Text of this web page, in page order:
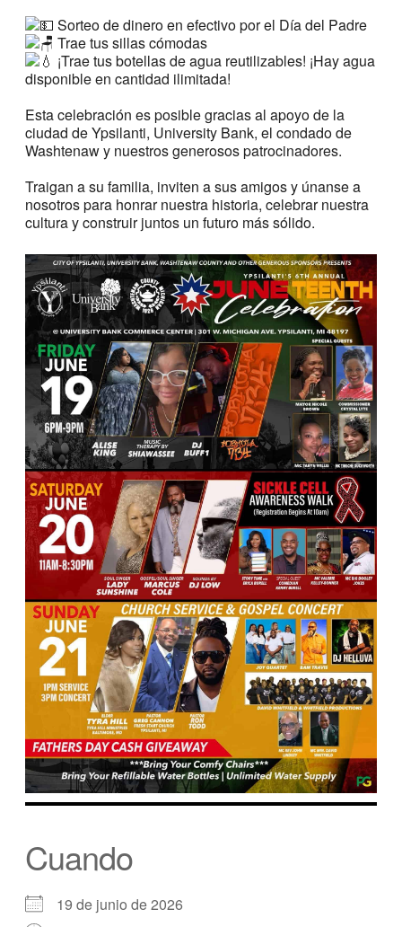
Sorteo de dinero en efectivo por el Día del Padre
Trae tus sillas cómodas
¡Trae tus botellas de agua reutilizables! ¡Hay agua
disponible en cantidad ilimitada!
Esta celebración es posible gracias al apoyo de la
ciudad de Ypsilanti, University Bank, el condado de
Washtenaw y nuestros generosos patrocinadores.
Traigan a su familia, inviten a sus amigos y únanse a
nosotros para honrar nuestra historia, celebrar nuestra
cultura y construir juntos un futuro más sólido.
Cuando
19 de junio de 2026